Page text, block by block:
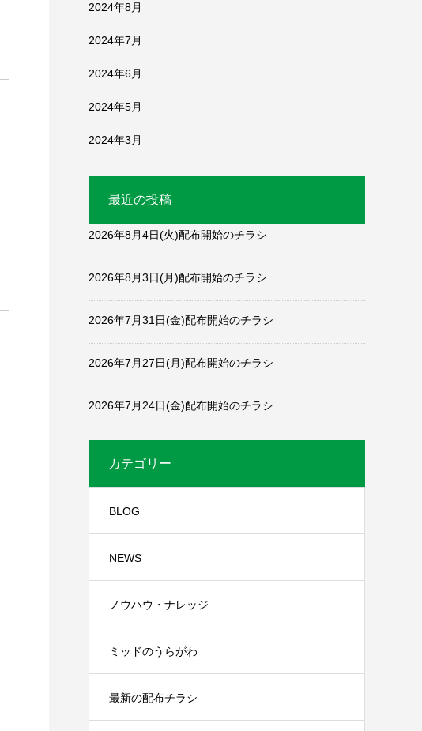
2024年8月
2024年7月
2024年6月
2024年5月
2024年3月
最近の投稿
2026年8月4日(火)配布開始のチラシ
2026年8月3日(月)配布開始のチラシ
2026年7月31日(金)配布開始のチラシ
2026年7月27日(月)配布開始のチラシ
2026年7月24日(金)配布開始のチラシ
カテゴリー
BLOG
NEWS
ノウハウ・ナレッジ
ミッドのうらがわ
最新の配布チラシ